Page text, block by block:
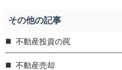
その他の記事
不動産投資の罠
不動産売却